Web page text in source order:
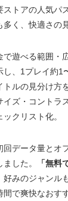
ストアの人気パ
く、快適さの
で遊べる範囲・
し、1プレイ約1
トルの見分け方
イズ・コントラ
クリスト化。
回データ量とオ
した。
「無料
好みのジャンル
間で爽快なおす